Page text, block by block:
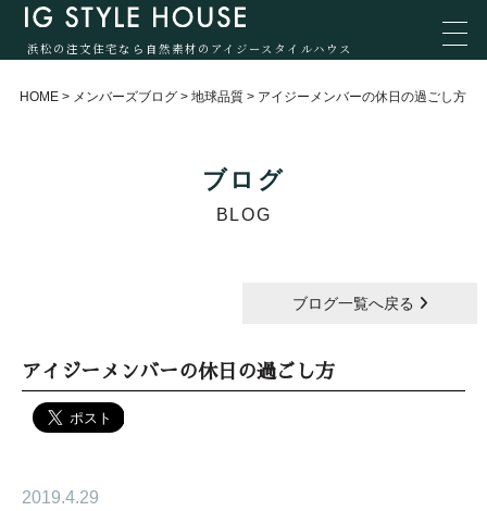
浜松の注文住宅なら自然素材のアイジースタイルハウス
HOME > メンバーズブログ > 地球品質 > アイジーメンバーの休日の過ごし方
ブログ
BLOG
ブログ一覧へ戻る
アイジーメンバーの休日の過ごし方
2019.4.29